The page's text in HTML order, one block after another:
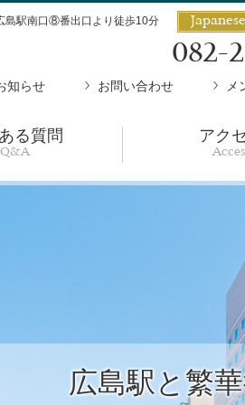
島駅南口⑧番出口より徒歩10分 Japanese
082-
知らせ お問い合わせ メ
る質問
Q&A
アク